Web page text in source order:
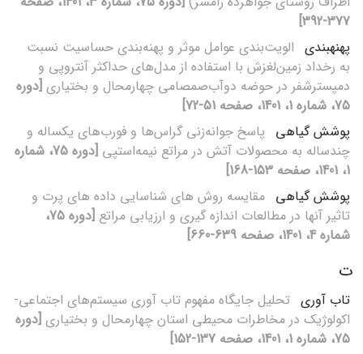
377-392]
پهنه‏بندی الویت‌بندی عوامل موثر و پهنه‌بندی حساسیت نسبت
به رخداد زمین‌لغزش با استفاده از مدل‌های حداکثر آنتروپی و
دمپسترشفر در حوضه دوآب‌صمصامی چهارمحال و بختیاری [دوره
75، شماره 1، 1401، صفحه 51-72]
پوشش گیاهی پاسخ جوانه‌زنی گراس‌ها و فورب‌های یکساله و
چندساله به محصولات آتش در مراتع نیمه‌استپی
[دوره 75، شماره
1، 1401، صفحه 153-168]
پوشش گیاهی مقایسه روش های شناسایی داده های پرت و
تاثیر آنها در مطالعات اندازه گیری و ارزیابی مراتع
[دوره 75،
شماره 4، 1401، صفحه 639-660]
ت
تاب آوری تحلیل جایگاه مفهوم تاب آوری سیستم‌های اجتماعی-
اکولوژیک در مخاطرات محیطی استان چهارمحال و بختیاری [دوره
75، شماره 1، 1401، صفحه 137-152]